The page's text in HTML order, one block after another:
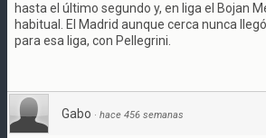
hasta el último segundo y, en liga el Bojan
habitual. El Madrid aunque cerca nunca
para esa liga, con Pellegrini.
Gabo · hace 456 semanas